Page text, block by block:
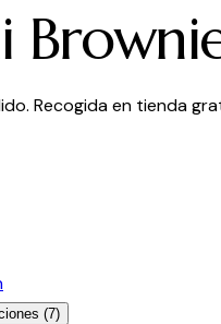
Recogida en tienda
(7)